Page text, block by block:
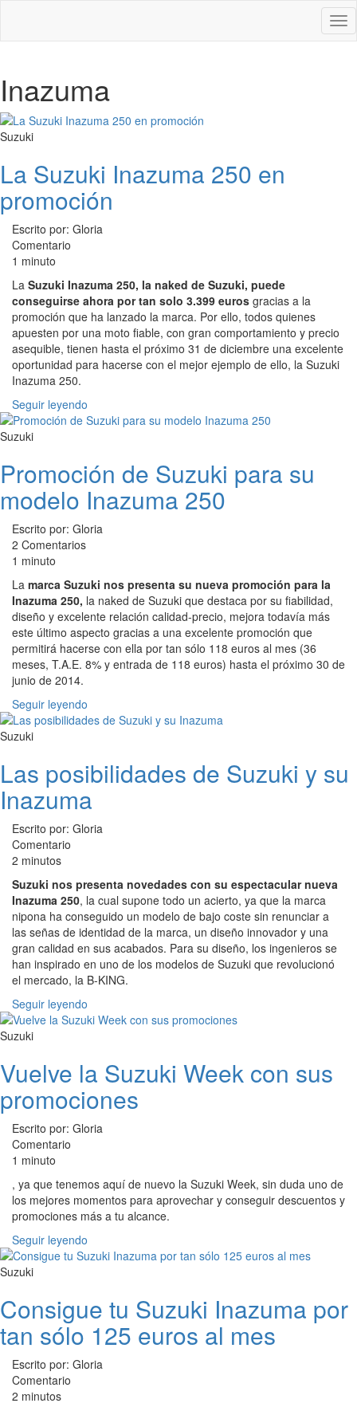
Inazuma
Suzuki
La Suzuki Inazuma 250 en
promoción
Escrito por: Gloria
Comentario
1 minuto
La Suzuki Inazuma 250, la naked de Suzuki, puede
conseguirse ahora por tan solo 3.399 euros gracias a la
promoción que ha lanzado la marca. Por ello, todos quienes
apuesten por una moto fiable, con gran comportamiento y precio
asequible, tienen hasta el próximo 31 de diciembre una excelente
oportunidad para hacerse con el mejor ejemplo de ello, la Suzuki
Inazuma 250.
Seguir leyendo
Suzuki
Promoción de Suzuki para su
modelo Inazuma 250
Escrito por: Gloria
2 Comentarios
1 minuto
La marca Suzuki nos presenta su nueva promoción para la
Inazuma 250, la naked de Suzuki que destaca por su fiabilidad,
diseño y excelente relación calidad-precio, mejora todavía más
este último aspecto gracias a una excelente promoción que
permitirá hacerse con ella por tan sólo 118 euros al mes (36
meses, T.A.E. 8% y entrada de 118 euros) hasta el próximo 30 de
junio de 2014.
Seguir leyendo
Suzuki
Las posibilidades de Suzuki y su
Inazuma
Escrito por: Gloria
Comentario
2 minutos
Suzuki nos presenta novedades con su espectacular nueva
Inazuma 250, la cual supone todo un acierto, ya que la marca
nipona ha conseguido un modelo de bajo coste sin renunciar a
las señas de identidad de la marca, un diseño innovador y una
gran calidad en sus acabados. Para su diseño, los ingenieros se
han inspirado en uno de los modelos de Suzuki que revolucionó
el mercado, la B-KING.
Seguir leyendo
Suzuki
Vuelve la Suzuki Week con sus
promociones
Escrito por: Gloria
Comentario
1 minuto
, ya que tenemos aquí de nuevo la Suzuki Week, sin duda uno de
los mejores momentos para aprovechar y conseguir descuentos y
promociones más a tu alcance.
Seguir leyendo
Suzuki
Consigue tu Suzuki Inazuma por
tan sólo 125 euros al mes
Escrito por: Gloria
Comentario
2 minutos